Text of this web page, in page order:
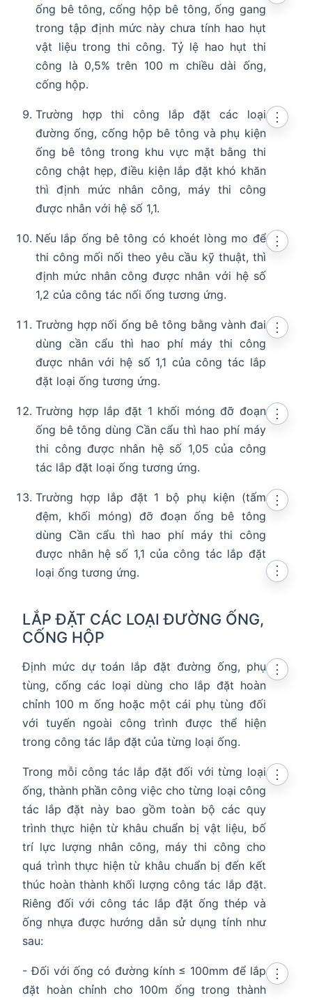
ống bê tông, cống hộp bê tông, ống gang
trong tập định mức này chưa tính hao hụt
vật liệu trong thi công. Tỷ lệ hao hụt thi
công là 0,5% trên 100 m chiều dài ống,
cống hộp.
Trường hợp thi công lắp đặt các loại
đường ống, cống hộp bê tông và phụ kiện
ống bê tông trong khu vực mặt bằng thi
công chật hẹp, điều kiện lắp đặt khó khăn
thì định mức nhân công, máy thi công
được nhân với hệ số 1,1.
⋮
Nếu lắp ống bê tông có khoét lòng mo để
thi công mối nối theo yêu cầu kỹ thuật, thì
định mức nhân công được nhân với hệ số
1,2 của công tác nối ống tương ứng.
⋮
Trường hợp nối ống bê tông bằng vành đai
dùng cần cẩu thì hao phí máy thi công
được nhân với hệ số 1,1 của công tác lắp
đặt loại ống tương ứng.
⋮
Trường hợp lắp đặt 1 khối móng đỡ đoạn
ống bê tông dùng Cần cẩu thì hao phí máy
thi công được nhân hệ số 1,05 của công
tác lắp đặt loại ống tương ứng.
⋮
Trường hợp lắp đặt 1 bộ phụ kiện (tấm
đệm, khối móng) đỡ đoạn ống bê tông
dùng Cần cẩu thì hao phí máy thi công
được nhân hệ số 1,1 của công tác lắp đặt
loại ống tương ứng.
⋮
LẮP ĐẶT CÁC LOẠI ĐƯỜNG ỐNG,
CỐNG HỘP
⋮
Định mức dự toán lắp đặt đường ống, phụ
tùng, cống các loại dùng cho lắp đặt hoàn
chỉnh 100 m ống hoặc một cái phụ tùng đối
với tuyến ngoài công trình được thể hiện
trong công tác lắp đặt của từng loại ống.
⋮
Trong mỗi công tác lắp đặt đối với từng loại
ống, thành phần công việc cho từng loại công
tác lắp đặt này bao gồm toàn bộ các quy
trình thực hiện từ khâu chuẩn bị vật liệu, bố
trí lực lượng nhân công, máy thi công cho
quá trình thực hiện từ khâu chuẩn bị đến kết
thúc hoàn thành khối lượng công tác lắp đặt.
Riêng đối với công tác lắp đặt ống thép và
ống nhựa được hướng dẫn sử dụng tính như
sau:
⋮
- Đối với ống có đường kính ≤ 100mm để lắp
đặt hoàn chỉnh cho 100m ống trong thành
⋮